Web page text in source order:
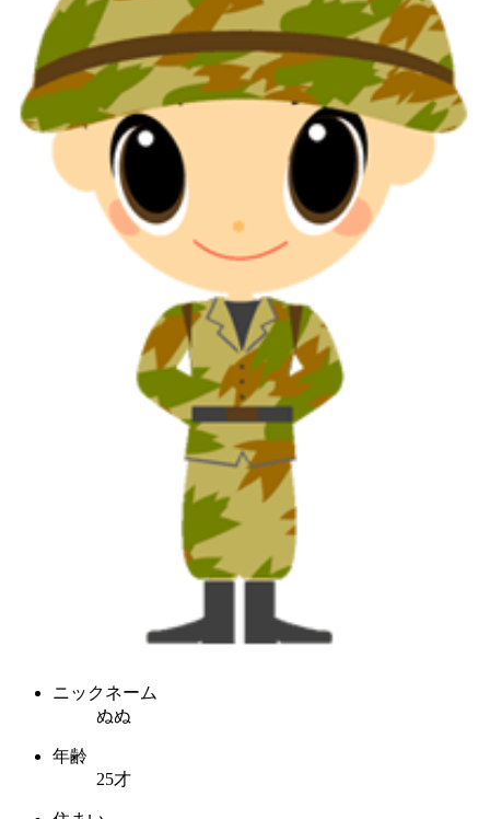
ニックネーム
ぬぬ
年齢
25才